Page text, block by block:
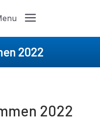
2022
2022